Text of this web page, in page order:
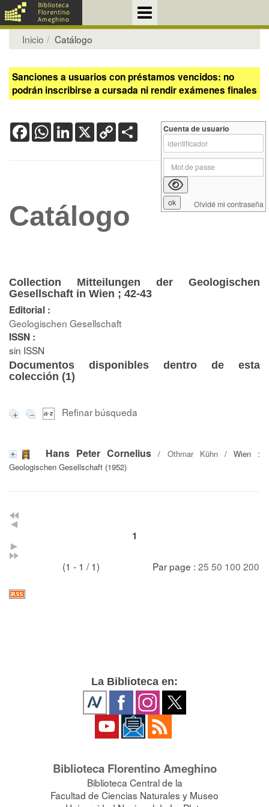
Inicio Catálogo
Sanciones a usuarios con préstamos vencidos: no
podrán inscribirse a cursada ni rendir exámenes finales
FacebookWhatsApp
LinkedIn
X Copy
Link
Catálogo
Collection Mitteilungen der Geologischen
Gesellschaft in Wien ; 42-43
Editorial :
Geologischen Gesellschaft
ISSN :
sin ISSN
Documentos disponibles dentro de esta
colección (1)
Refinar búsqueda
Hans Peter Cornelius / Othmar Kühn/ Wien :
Geologischen Gesellschaft (1952)
1
(1 - 1 / 1) Par page : 25 50 100 200
Cuenta de usuario
Olvidé mi contraseña
La Biblioteca en:
Biblioteca Florentino Ameghino
Biblioteca Central de la
Facultad de Ciencias Naturales y Museo